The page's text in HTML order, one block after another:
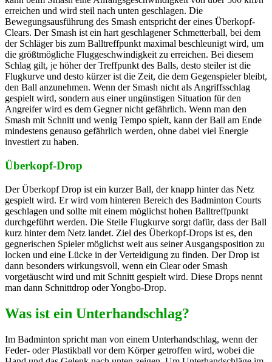
erreichen und wird steil nach unten geschlagen. Die
Bewegungsausführung des Smash entspricht der eines Überkopf-
Clears. Der Smash ist ein hart geschlagener Schmetterball, bei dem
der Schläger bis zum Balltreffpunkt maximal beschleunigt wird, um
die größtmögliche Fluggeschwindigkeit zu erreichen. Bei diesem
Schlag gilt, je höher der Treffpunkt des Balls, desto steiler ist die
Flugkurve und desto kürzer ist die Zeit, die dem Gegenspieler bleibt,
den Ball anzunehmen. Wenn der Smash nicht als Angriffsschlag
gespielt wird, sondern aus einer ungünstigen Situation für den
Angreifer wird es dem Gegner nicht gefährlich. Wenn man den
Smash mit Schnitt und wenig Tempo spielt, kann der Ball am Ende
mindestens genauso gefährlich werden, ohne dabei viel Energie
investiert zu haben.
Überkopf-Drop
Der Überkopf Drop ist ein kurzer Ball, der knapp hinter das Netz
gespielt wird. Er wird vom hinteren Bereich des Badminton Courts
geschlagen und sollte mit einem möglichst hohen Balltreffpunkt
durchgeführt werden. Die Steile Flugkurve sorgt dafür, dass der Ball
kurz hinter dem Netz landet. Ziel des Überkopf-Drops ist es, den
gegnerischen Spieler möglichst weit aus seiner Ausgangsposition zu
locken und eine Lücke in der Verteidigung zu finden. Der Drop ist
dann besonders wirkungsvoll, wenn ein Clear oder Smash
vorgetäuscht wird und mit Schnitt gespielt wird. Diese Drops nennt
man dann Schnittdrop oder Yongbo-Drop.
Was ist ein Unterhandschlag?
Im Badminton spricht man von einem Unterhandschlag, wenn der
Feder- oder Plastikball vor dem Körper getroffen wird, wobei die